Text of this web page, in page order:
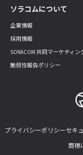
ソラコムについて
企業情報
採用情報
SORACOM 共同マーケティン
脆弱性報告ポリシー
プライバシーポリシーセキ
商標